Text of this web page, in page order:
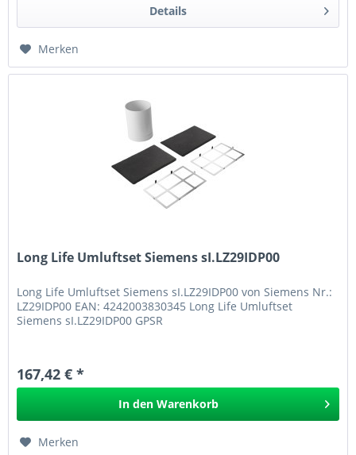
Details
Merken
Long Life Umluftset Siemens sI.LZ29IDP00
Long Life Umluftset Siemens sI.LZ29IDP00 von Siemens Nr.:
LZ29IDP00 EAN: 4242003830345 Long Life Umluftset
Siemens sI.LZ29IDP00 GPSR
167,42 € *
In den Warenkorb
Merken